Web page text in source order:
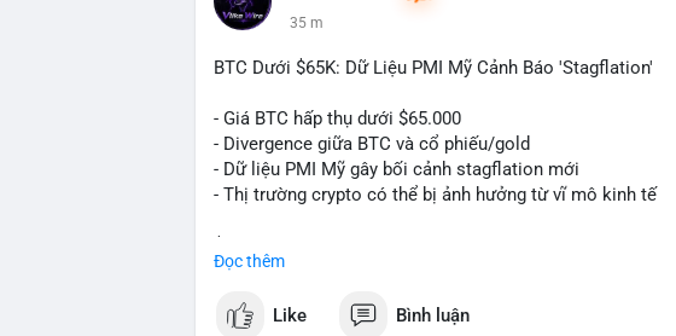
35 m
BTC Dưới $65K: Dữ Liệu PMI Mỹ Cảnh Báo 'Stagflation'
- Giá BTC hấp thụ dưới $65.000
- Divergence giữa BTC và cổ phiếu/gold
- Dữ liệu PMI Mỹ gây bối cảnh stagflation mới
- Thị trường crypto có thể bị ảnh hưởng từ vĩ mô kinh tế
Đọc thêm
Like Bình luận